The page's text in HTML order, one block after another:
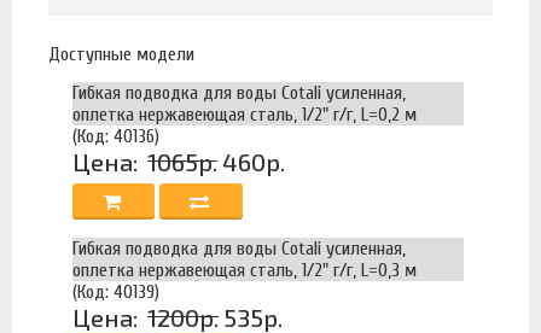
Доступные модели
Гибкая подводка для воды Cotali усиленная,
оплетка нержавеющая сталь, 1/2" г/г, L=0,2 м
(Код: 40136)
Цена: 1065р. 460р.
Гибкая подводка для воды Cotali усиленная,
оплетка нержавеющая сталь, 1/2" г/г, L=0,3 м
(Код: 40139)
Цена: 1200р. 535р.